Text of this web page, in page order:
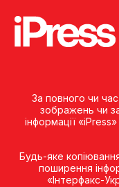
За повного чи
зображень чи
інформації
Будь-яке
поширення
«Iнтерфакс-